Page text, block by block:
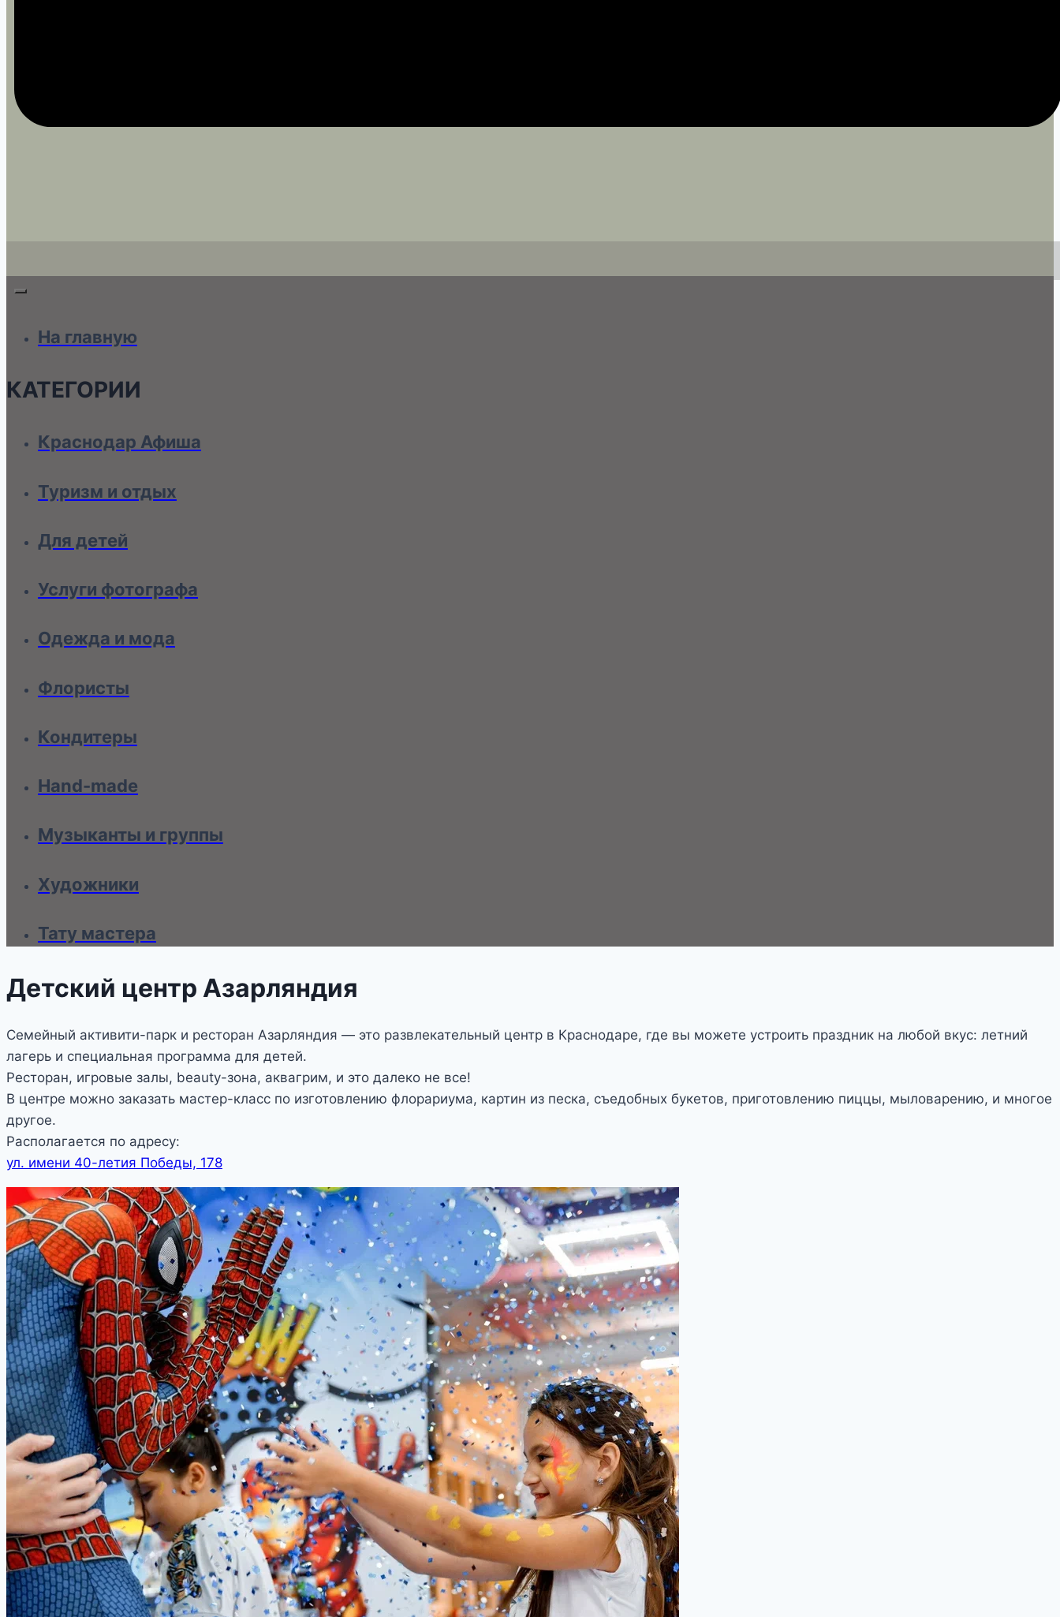
На главную
КАТЕГОРИИ
Краснодар Афиша
Туризм и отдых
Для детей
Услуги фотографа
Одежда и мода
Флористы
Кондитеры
Hand-made
Музыканты и группы
Художники
Тату мастера
Детский центр Азарляндия
Семейный активити-парк и ресторан Азарляндия — это развлекательный центр в Краснодаре, где вы можете устроить праздник на любой вкус: летний
лагерь и специальная программа для детей.
Ресторан, игровые залы, beauty-зона, аквагрим, и это далеко не все!
В центре можно заказать мастер-класс по изготовлению флорариума, картин из песка, съедобных букетов, приготовлению пиццы, мыловарению, и многое
другое.
Располагается по адресу:
ул. имени 40-летия Победы, 178